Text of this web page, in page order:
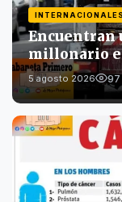
INTERNACIONALES
Encuentran
millonario
5 agosto 2026 97